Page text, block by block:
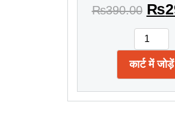
₨390.00 ₨
कार्ट में जोड़ें